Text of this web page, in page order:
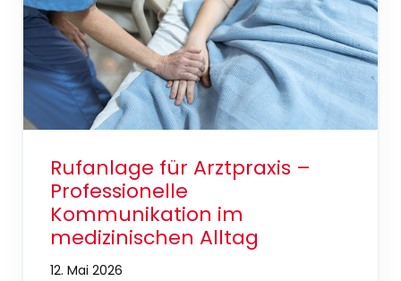
Rufanlage für Arztpraxis –
Professionelle
Kommunikation im
medizinischen Alltag
12. Mai 2026